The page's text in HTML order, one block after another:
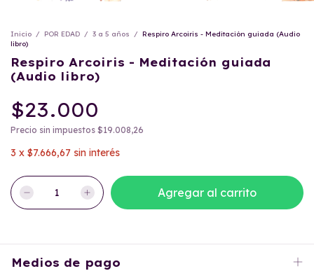
Inicio / POR EDAD / 3 a 5 años / Respiro Arcoiris - Meditación guiada (Audio
libro)
Respiro Arcoiris - Meditación guiada
(Audio libro)
$23.000
Precio sin impuestos $19.008,26
3 x $7.666,67 sin interés
Medios de pago